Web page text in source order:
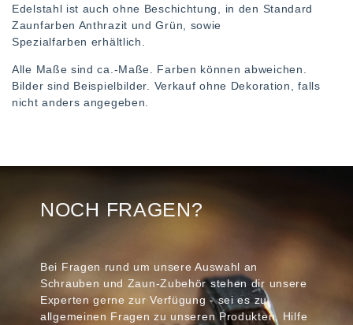
Edelstahl ist auch ohne Beschichtung, in den Standard
Zaunfarben Anthrazit und Grün, sowie
Spezialfarben erhältlich.
Alle Maße sind ca.-Maße. Farben können abweichen.
Bilder sind Beispielbilder. Verkauf ohne Dekoration, falls
nicht anders angegeben.
NOCH FRAGEN?
Bei Fragen rund um unsere Auswahl an
Schrauben und Zaun-Zubehör stehen dir unsere
Experten gerne zur Verfügung - sei es zu
allgemeinen Fragen zu unseren Produkten, Hilfe